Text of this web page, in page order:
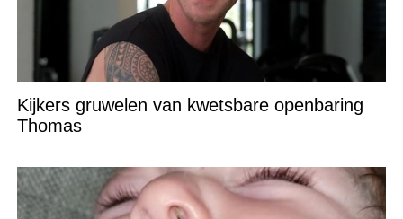
Kijkers gruwelen van kwetsbare openbaring
Thomas